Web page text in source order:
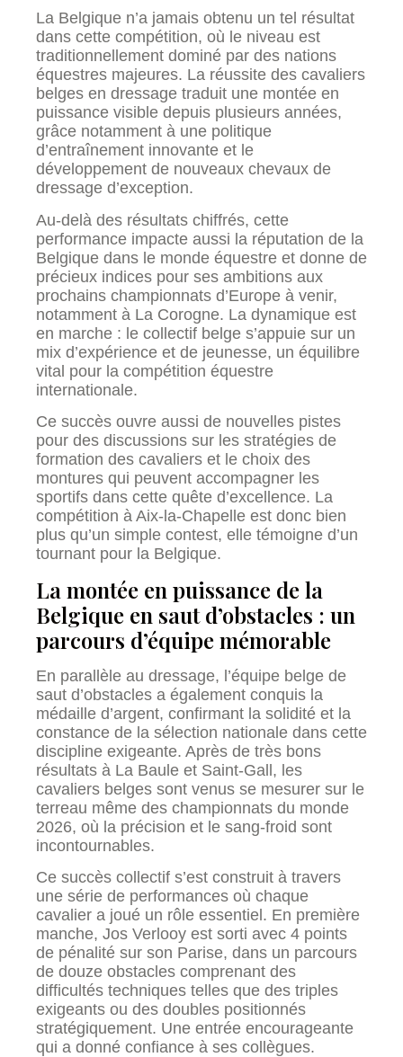
La Belgique n’a jamais obtenu un tel résultat
dans cette compétition, où le niveau est
traditionnellement dominé par des nations
équestres majeures. La réussite des cavaliers
belges en dressage traduit une montée en
puissance visible depuis plusieurs années,
grâce notamment à une politique
d’entraînement innovante et le
développement de nouveaux chevaux de
dressage d’exception.
Au-delà des résultats chiffrés, cette
performance impacte aussi la réputation de la
Belgique dans le monde équestre et donne de
précieux indices pour ses ambitions aux
prochains championnats d’Europe à venir,
notamment à La Corogne. La dynamique est
en marche : le collectif belge s’appuie sur un
mix d’expérience et de jeunesse, un équilibre
vital pour la compétition équestre
internationale.
Ce succès ouvre aussi de nouvelles pistes
pour des discussions sur les stratégies de
formation des cavaliers et le choix des
montures qui peuvent accompagner les
sportifs dans cette quête d’excellence. La
compétition à Aix-la-Chapelle est donc bien
plus qu’un simple contest, elle témoigne d’un
tournant pour la Belgique.
La montée en puissance de la
Belgique en saut d’obstacles : un
parcours d’équipe mémorable
En parallèle au dressage, l’équipe belge de
saut d’obstacles a également conquis la
médaille d’argent, confirmant la solidité et la
constance de la sélection nationale dans cette
discipline exigeante. Après de très bons
résultats à La Baule et Saint-Gall, les
cavaliers belges sont venus se mesurer sur le
terreau même des championnats du monde
2026, où la précision et le sang-froid sont
incontournables.
Ce succès collectif s’est construit à travers
une série de performances où chaque
cavalier a joué un rôle essentiel. En première
manche, Jos Verlooy est sorti avec 4 points
de pénalité sur son Parise, dans un parcours
de douze obstacles comprenant des
difficultés techniques telles que des triples
exigeants ou des doubles positionnés
stratégiquement. Une entrée encourageante
qui a donné confiance à ses collègues.